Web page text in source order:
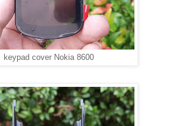
keypad cover Nokia 8600